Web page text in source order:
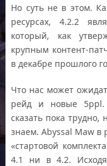
Но суть не в этом.
ресурсах, 4.2.2
который, как
крупным контент-
в декабре прошлого
Что нас может
рейд и новые 5ppl.
сказать пока
знаем. Abyssal Maw
«стартовой
4.1 ни в 4.2.